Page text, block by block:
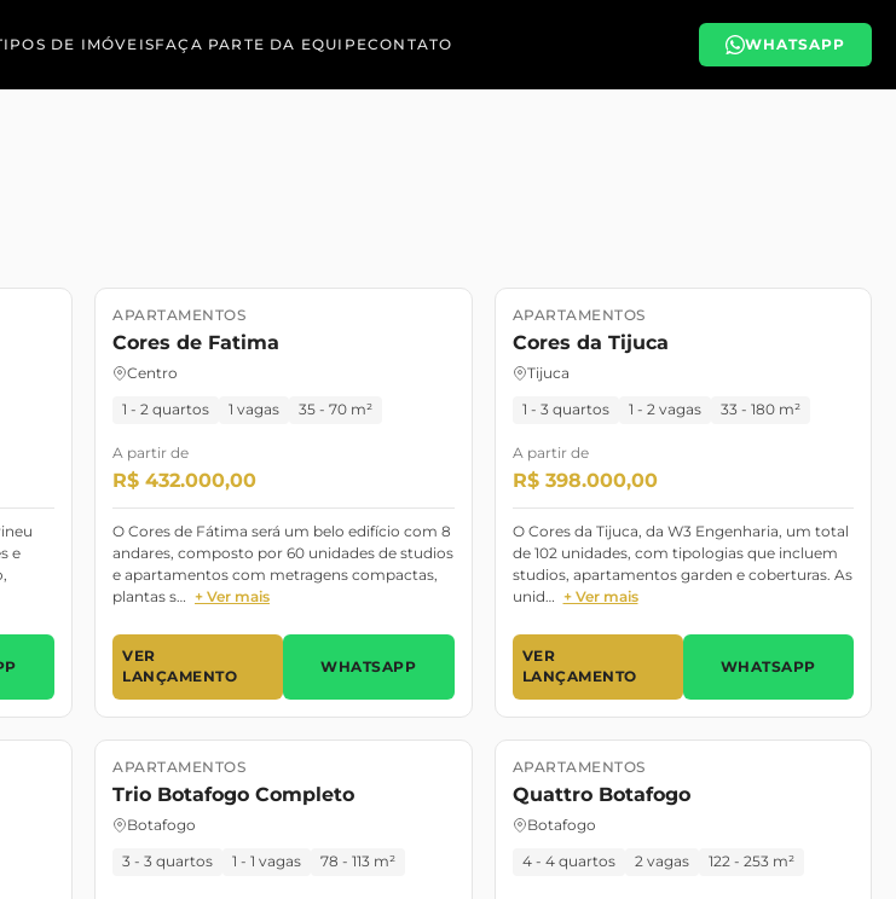
DE IMÓVEISFAÇA PARTE DA EQUIPECONTATO WHATSAPP
e
Lançamento
APARTAMENTOS
Cores de Fatima
Centro
1 - 2 quartos 1 vagas 35 - 70 m²
A partir de
R$ 432.000,00
O Cores de Fátima será um belo edifício com 8
andares, composto por 60 unidades de studios
e apartamentos com metragens compactas,
plantas s… + Ver mais
VER
LANÇAMENTO
WHATSAPP
Lançamento
APARTAMENTOS
Cores da Tijuca
Tijuca
1 - 3 quartos 1 - 2 vagas 33 - 180 m²
A partir de
R$ 398.000,00
O Cores da Tijuca, da W3 Engenharia, um total
de 102 unidades, com tipologias que incluem
studios, apartamentos garden e coberturas. As
unid… + Ver mais
VER
LANÇAMENTO
WHATSAPP
Lançamento Novembro/2019
APARTAMENTOS
Trio Botafogo Completo
Botafogo
3 - 3 quartos 1 - 1 vagas 78 - 113 m²
Lançamento Pronto para morar
APARTAMENTOS
Quattro Botafogo
Botafogo
4 - 4 quartos 2 vagas 122 - 253 m²